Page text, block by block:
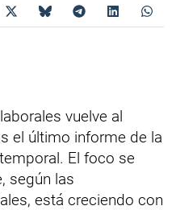
vuelve al
el último informe de la
El foco se
según las
está creciendo con